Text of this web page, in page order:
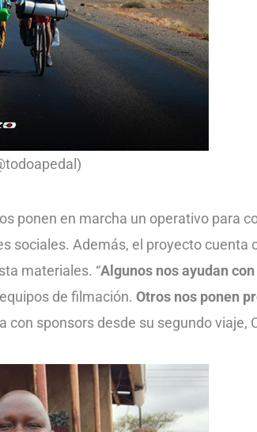
ponen en marcha un operativo para
sociales. Además, el proyecto cuenta
materiales. “Algunos nos ayudan
de filmación.Otros nos ponen
con sponsors desde su segundo viaje,